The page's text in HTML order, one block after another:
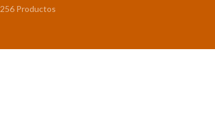
256 Productos